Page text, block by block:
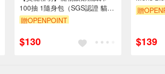
100抽 1隨身包（SGS認證 貓狗
通用 淡化淚痕 犬用保健 淚腺擦
贈OPENPOINT
（運費不算在 2000 元的範圍
$130
贈
$139